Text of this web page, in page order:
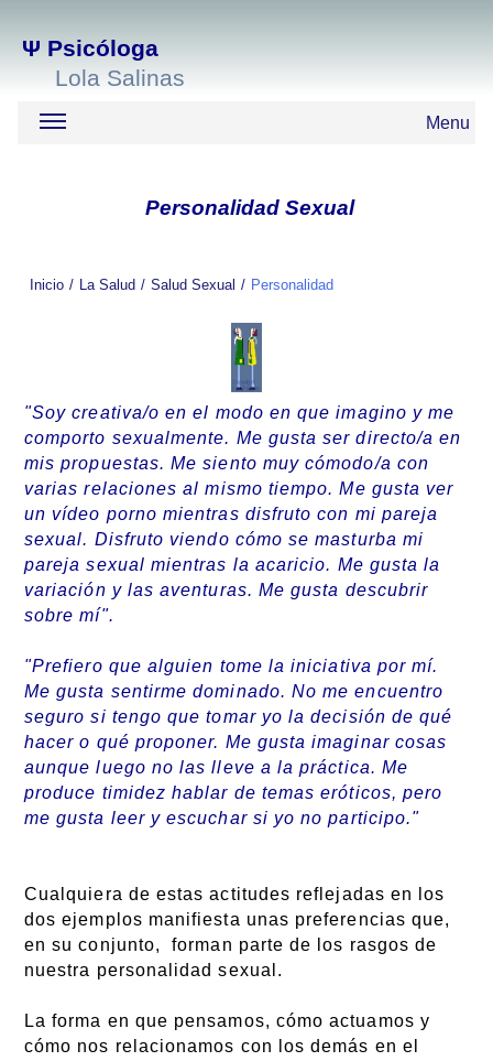
Ψ Psicóloga
Lola Salinas
Menu
Personalidad Sexual
Inicio La Salud Salud Sexual Personalidad
"Soy creativa/o en el modo en que imagino y me
comporto sexualmente. Me gusta ser directo/a en
mis propuestas. Me siento muy cómodo/a con
varias relaciones al mismo tiempo. Me gusta ver
un vídeo porno mientras disfruto con mi pareja
sexual. Disfruto viendo cómo se masturba mi
pareja sexual mientras la acaricio. Me gusta la
variación y las aventuras. Me gusta descubrir
sobre mí".
"Prefiero que alguien tome la iniciativa por mí.
Me gusta sentirme dominado. No me encuentro
seguro si tengo que tomar yo la decisión de qué
hacer o qué proponer. Me gusta imaginar cosas
aunque luego no las lleve a la práctica. Me
produce timidez hablar de temas eróticos, pero
me gusta leer y escuchar si yo no participo."
Cualquiera de estas actitudes reflejadas en los
dos ejemplos manifiesta unas preferencias que,
en su conjunto, forman parte de los rasgos de
nuestra personalidad sexual.
La forma en que pensamos, cómo actuamos y
cómo nos relacionamos con los demás en el